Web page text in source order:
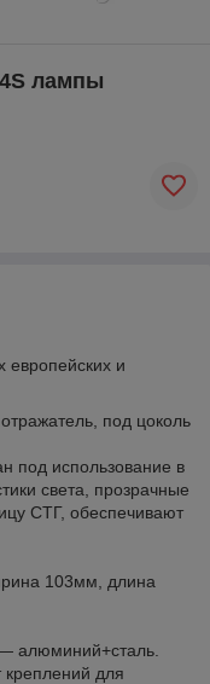
лампы
европейских и
под цоколь
под использование в
света, прозрачные
СТГ, обеспечивают
103мм, длина
алюминий+сталь.
креплений для